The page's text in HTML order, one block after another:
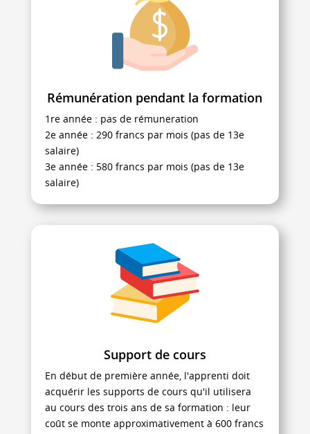
Rémunération pendant la formation
1re année : pas de rémuneration
2e année : 290 francs par mois (pas de 13e
salaire)
3e année : 580 francs par mois (pas de 13e
salaire)
Support de cours
En début de première année, l'apprenti doit
acquérir les supports de cours qu'il utilisera
au cours des trois ans de sa formation : leur
coût se monte approximativement à 600 francs